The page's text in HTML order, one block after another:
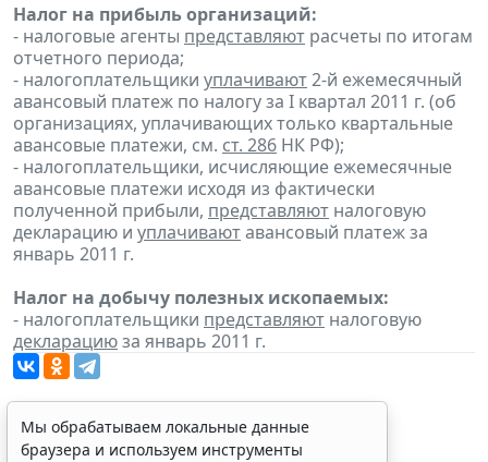
Налог на прибыль организаций:
- налоговые агенты представляют расчеты по итогам
отчетного периода;
- налогоплательщики уплачивают2-й ежемесячный
авансовый платеж по налогу за I квартал 2011 г. (об
организациях, уплачивающих только квартальные
авансовые платежи, см. ст. 286 НК РФ);
- налогоплательщики, исчисляющие ежемесячные
авансовые платежи исходя из фактически
полученной прибыли, представляют налоговую
декларацию и уплачиваютавансовый платеж за
январь 2011 г.
Налог на добычу полезных ископаемых:
- налогоплательщики представляют налоговую
декларациюза январь 2011 г.
Мы обрабатываем локальные данные
браузера и используем инструменты